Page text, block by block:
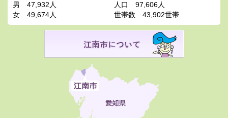
男
47,932人
女
49,674人
人口
97,606人
世帯数
43,902世帯